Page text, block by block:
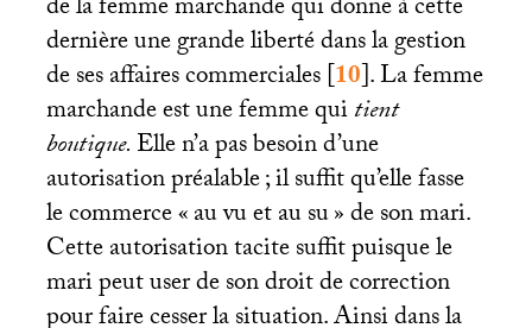
de la femme marchande qui donne à cette
dernière une grande liberté dans la gestion
de ses affaires commerciales[10]. La femme
marchande est une femme quitient
boutique.Elle n’a pas besoin d’une
autorisation préalable; il suffit qu’elle fasse
le commerce «au vu et au su» de son mari.
Cette autorisation tacite suffit puisque le
mari peut user de son droit de correction